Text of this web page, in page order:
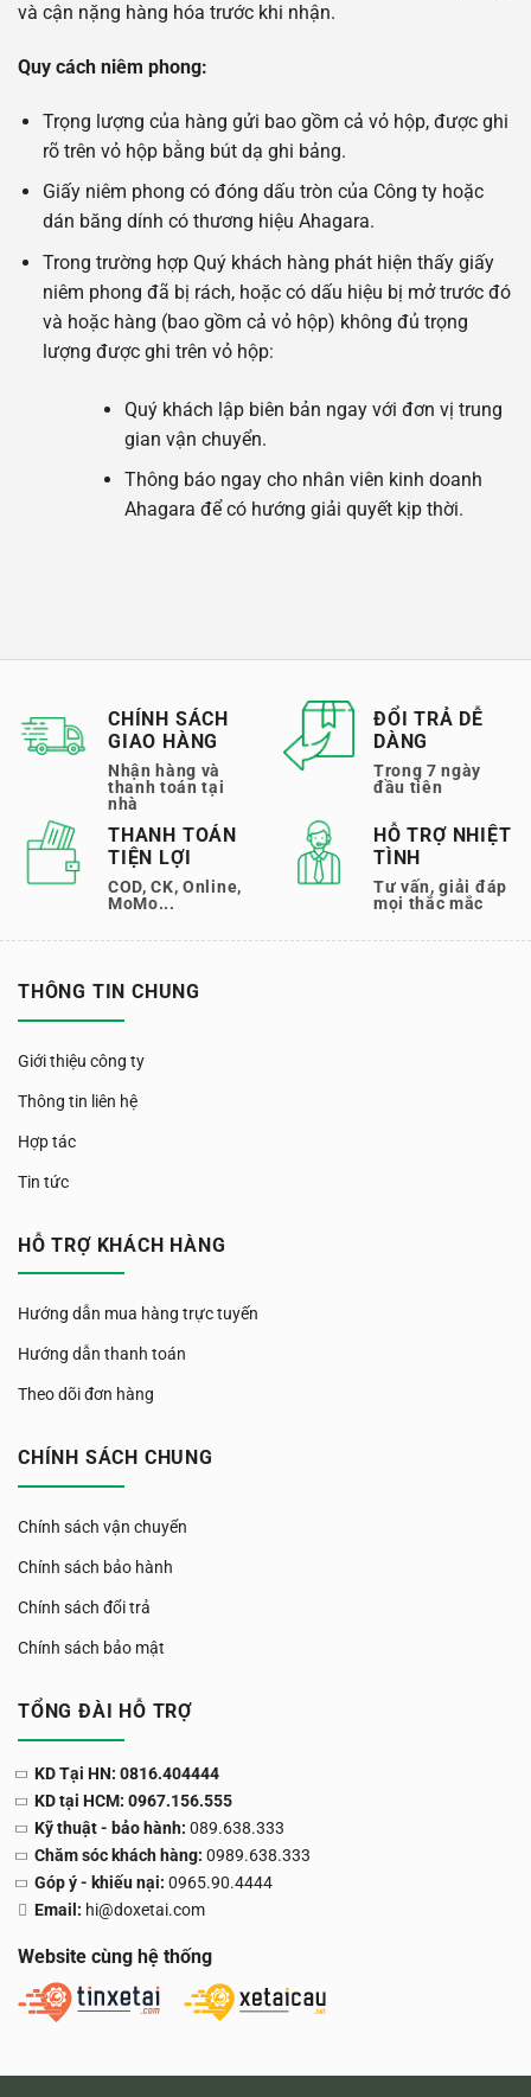
và cận nặng hàng hóa trước khi nhận.
Quy cách niêm phong:
Trọng lượng của hàng gửi bao gồm cả vỏ hộp, được ghi
rõ trên vỏ hộp bằng bút dạ ghi bảng.
Giấy niêm phong có đóng dấu tròn của Công ty hoặc
dán băng dính có thương hiệu Ahagara.
Trong trường hợp Quý khách hàng phát hiện thấy giấy
niêm phong đã bị rách, hoặc có dấu hiệu bị mở trước đó
và hoặc hàng (bao gồm cả vỏ hộp) không đủ trọng
lượng được ghi trên vỏ hộp:
Quý khách lập biên bản ngay với đơn vị trung
gian vận chuyển.
Thông báo ngay cho nhân viên kinh doanh
Ahagara để có hướng giải quyết kịp thời.
CHÍNH SÁCH
GIAO HÀNG
Nhận hàng và
thanh toán tại
nhà
ĐỔI TRẢ DỄ
DÀNG
Trong 7 ngày
đầu tiên
THANH TOÁN
TIỆN LỢI
COD, CK, Online,
MoMo...
HỖ TRỢ NHIỆT
TÌNH
Tư vấn, giải đáp
mọi thắc mắc
THÔNG TIN CHUNG
Giới thiệu công ty
Thông tin liên hệ
Hợp tác
Tin tức
HỖ TRỢ KHÁCH HÀNG
Hướng dẫn mua hàng trực tuyến
Hướng dẫn thanh toán
Theo dõi đơn hàng
CHÍNH SÁCH CHUNG
Chính sách vận chuyển
Chính sách bảo hành
Chính sách đổi trả
Chính sách bảo mật
TỔNG ĐÀI HỖ TRỢ
KD Tại HN: 0816.404444
KD tại HCM: 0967.156.555
Kỹ thuật - bảo hành: 089.638.333
Chăm sóc khách hàng: 0989.638.333
Góp ý - khiếu nại: 0965.90.4444
Email: hi@doxetai.com
Website cùng hệ thống